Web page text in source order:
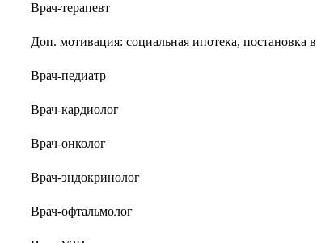
Врач-терапевт
Доп. мотивация: социальная ипотека, постановка
Врач-педиатр
Врач-кардиолог
Врач-онколог
Врач-эндокринолог
Врач-офтальмолог